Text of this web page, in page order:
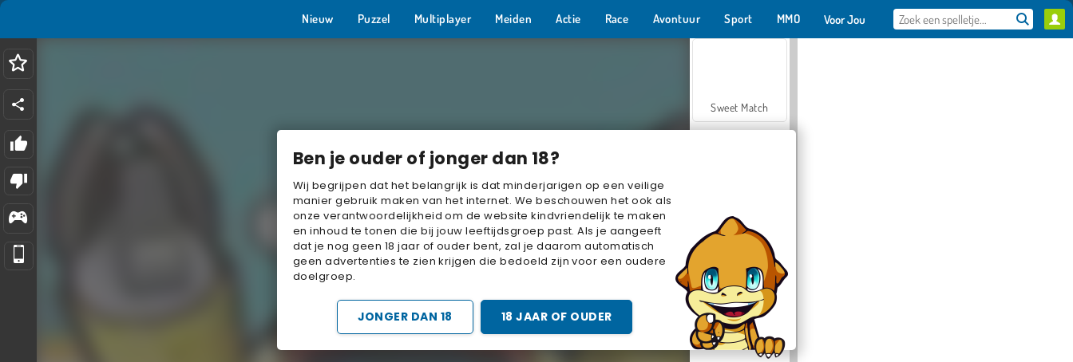
Ben je ouder of jonger dan 18?
Wij begrijpen dat het belangrijk is dat minderjarigen op een veilige
manier gebruik maken van het internet. We beschouwen het ook als
onze verantwoordelijkheid om de website kindvriendelijk te maken
en inhoud te tonen die bij jouw leeftijdsgroep past. Als je aangeeft
dat je nog geen 18 jaar of ouder bent, zal je daarom automatisch
geen advertenties te zien krijgen die bedoeld zijn voor een oudere
doelgroep.
JONGER DAN 18 18 JAAR OF OUDER
Nieuw Puzzel Multiplayer Meiden Actie Race Avontuur Sport MMO Voor Jou
Sweet Match
Zen Solitaire
Farmerama